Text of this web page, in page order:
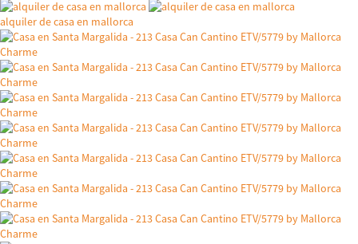
alquiler de casa en mallorca